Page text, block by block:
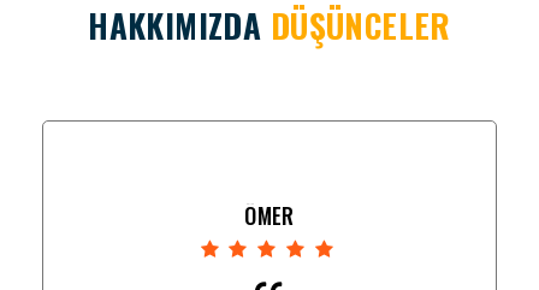
HAKKIMIZDA DÜŞÜNCELER
ÖMER